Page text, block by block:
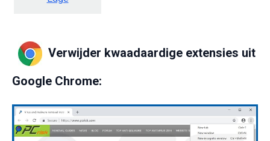
Verwijder kwaadaardige extensies uit
Google Chrome: